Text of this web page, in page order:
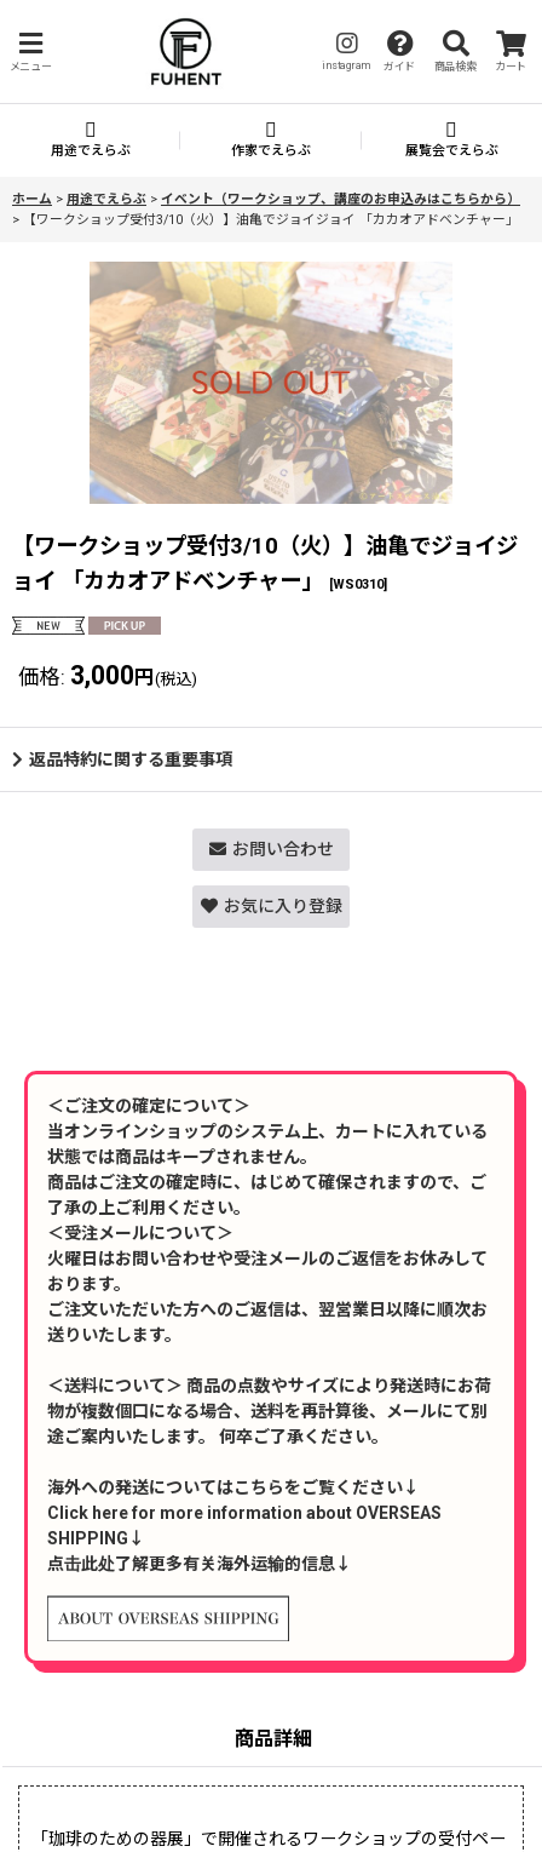
メニュー instagram ガイド 商品検索 カート
用途でえらぶ 作家でえらぶ 展覧会でえらぶ
ホーム > 用途でえらぶ > イベント（ワークショップ、講座のお申込みはこちらから）
>
【ワークショップ受付3/10（火）】油亀でジョイジョイ 「カカオアドベンチャー」
【ワークショップ受付3/10（火）】油亀でジョイジ
ョイ 「カカオアドベンチャー」
WS0310]
価格: 3,000 円 (税込)
返品特約に関する重要事項
お問い合わせ
お気に入り登録
＜ご注文の確定について＞
当オンラインショップのシステム上、カートに入れている
状態では商品はキープされません。
商品はご注文の確定時に、はじめて確保されますので、ご
了承の上ご利用ください。
＜受注メールについて＞
火曜日はお問い合わせや受注メールのご返信をお休みして
おります。
ご注文いただいた方へのご返信は、翌営業日以降に順次お
送りいたします。
＜送料について＞ 商品の点数やサイズにより発送時にお荷
物が複数個口になる場合、送料を再計算後、メールにて別
途ご案内いたします。 何卒ご了承ください。
海外への発送についてはこちらをご覧ください↓
Click here for more information about OVERSEAS
SHIPPING↓
点击此处了解更多有关海外运输的信息↓
商品詳細
「珈琲のための器展」で開催されるワークショップの受付ペー